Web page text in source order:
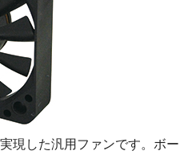
現した汎用ファンです。ボー